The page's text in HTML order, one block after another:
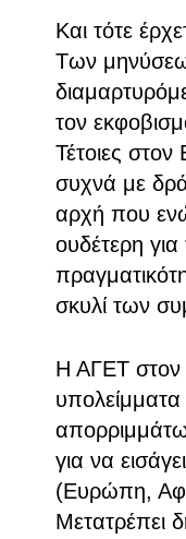
Και τότε
Των
τον
Τέτοιες
συχνά με
αρχή που
ουδέτερη
σκυλί των
Η ΑΓΕΤ στον
για να εισάγει
(Ευρώπη,
Μετατρέπει